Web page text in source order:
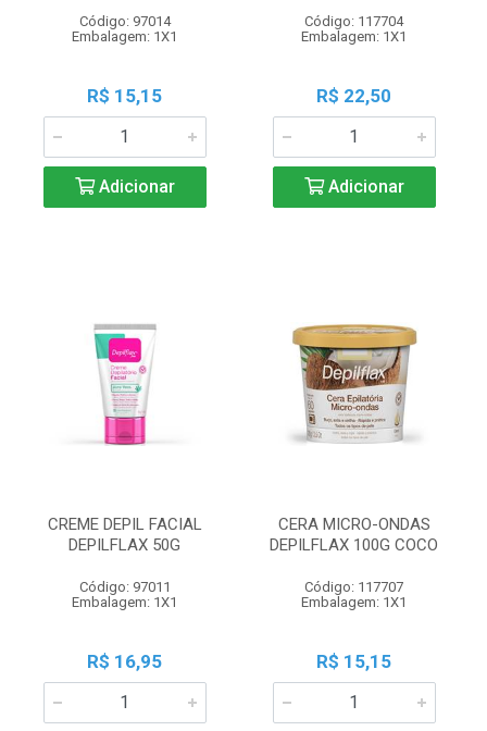
Código: 97014
Embalagem: 1X1
R$ 15,15
Adicionar
Código: 117704
Embalagem: 1X1
R$ 22,50
Adicionar
CREME DEPIL FACIAL
DEPILFLAX 50G
Código: 97011
Embalagem: 1X1
R$ 16,95
CERA MICRO-ONDAS
DEPILFLAX 100G COCO
Código: 117707
Embalagem: 1X1
R$ 15,15